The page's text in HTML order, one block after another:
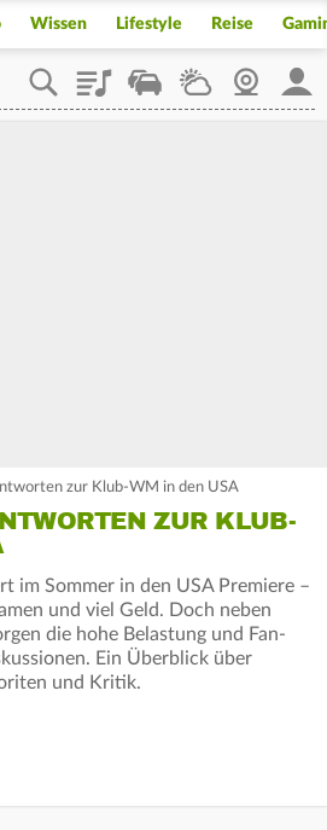
Wissen Lifestyle Reise
PlaylistStaupilotWetterWebcam
zur Klub-WM in den USA
ZUR KLUB-
im Sommer in den USA Premiere –
und viel Geld. Doch neben
die hohe Belastung und Fan-
Ein Überblick über
und Kritik.